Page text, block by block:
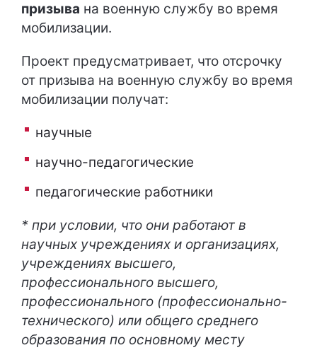
призыва на военную службу во время
мобилизации.
Проект предусматривает, что отсрочку
от призыва на военную службу во время
мобилизации получат:
научные
научно-педагогические
педагогические работники
* при условии, что они работают в
научных учреждениях и организациях,
учреждениях высшего,
профессионального высшего,
профессионального (профессионально-
технического) или общего среднего
образования по основному месту